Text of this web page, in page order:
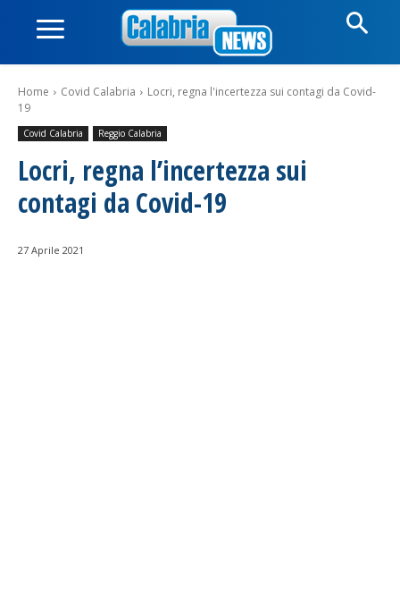
Home Covid Calabria
Locri, regna l'incertezza sui contagi da Covid-
19
Covid Calabria Reggio Calabria
Locri, regna l’incertezza sui
contagi da Covid-19
27 Aprile 2021